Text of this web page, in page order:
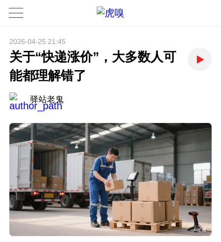
2026-04-25 21:45
关于“快递涨价”，大多数人可
能都理解错了
驿站老鬼